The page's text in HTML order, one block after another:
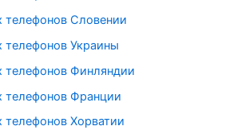
телефонов Словении
телефонов Украины
телефонов Финляндии
телефонов Франции
телефонов Хорватии